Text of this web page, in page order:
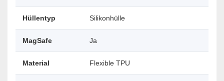
Hüllentyp Silikonhülle
MagSafe Ja
Material Flexible TPU